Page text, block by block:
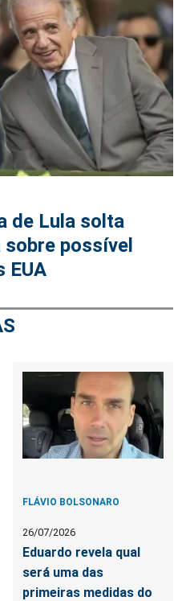
de Lula solta
possível
EUA
FLÁVIO BOLSONARO
26/07/2026
Eduardo revela qual
será uma das
primeiras medidas do